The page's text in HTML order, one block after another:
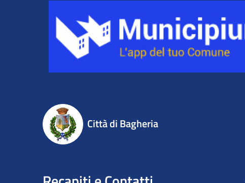
Città di Bagheria